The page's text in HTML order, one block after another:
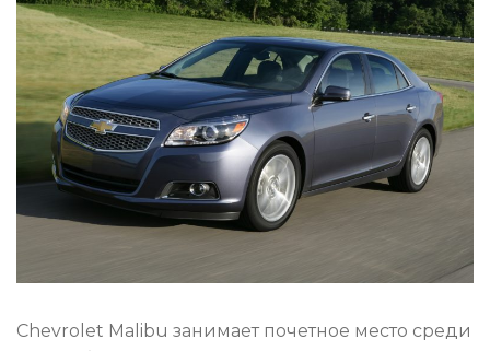
Chevrolet Malibu занимает почетное место среди